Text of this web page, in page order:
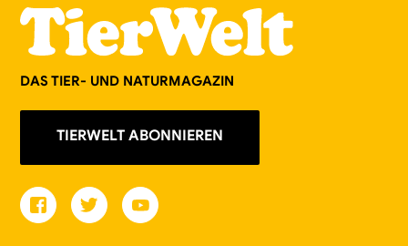
DAS TIER- UND NATURMAGAZIN
TIERWELT ABONNIEREN